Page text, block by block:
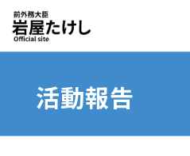
活動報告